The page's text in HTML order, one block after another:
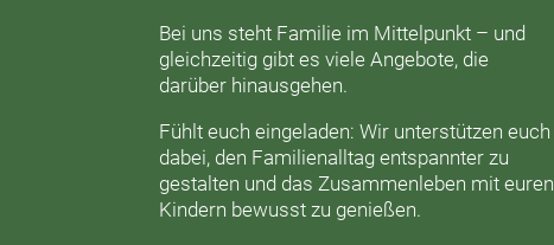
Bei uns steht Familie im Mittelpunkt – und
gleichzeitig gibt es viele Angebote, die
darüber hinausgehen.
Fühlt euch eingeladen: Wir unterstützen euch
dabei, den Familienalltag entspannter zu
gestalten und das Zusammenleben mit euren
Kindern bewusst zu genießen.